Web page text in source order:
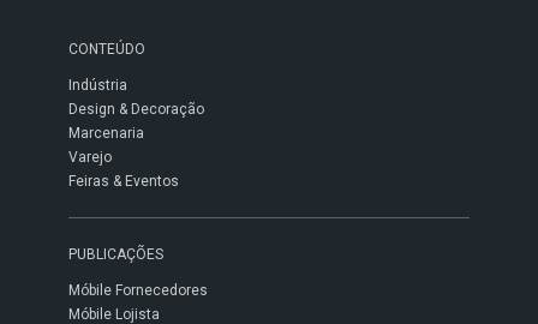
CONTEÚDO
Indústria
Design & Decoração
Marcenaria
Varejo
Feiras & Eventos
PUBLICAÇÕES
Móbile Fornecedores
Móbile Lojista